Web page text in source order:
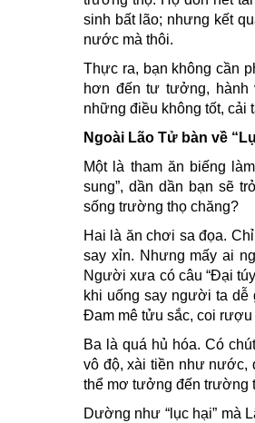
sinh bất lão; nhưng kết
nước mà thôi.
Thực ra, bạn không cần
hơn đến tư tưởng, hành
những điều không tốt, cải
Ngoài Lão Tử bàn về
Một là tham ăn biếng
sung”, dần dần bạn sẽ
sống trường thọ chăng?
Hai là ăn chơi sa đọa.
say xỉn. Nhưng mấy ai
Người xưa có câu “Đại
khi uống say người ta dễ
Đam mê tửu sắc, coi
Ba là quá hủ hóa. Có
vô độ, xài tiền như nước,
thể mơ tưởng đến trường
Dường như “lục hại” mà